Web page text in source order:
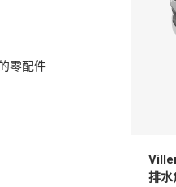
零配件
排